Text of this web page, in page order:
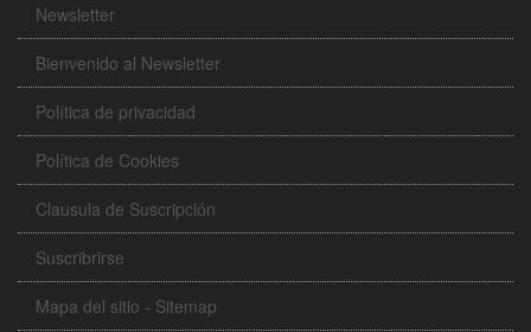
Newsletter
Bienvenido al Newsletter
Política de privacidad
Política de Cookies
Clausula de Suscripción
Suscribrirse
Mapa del sitio - Sitemap